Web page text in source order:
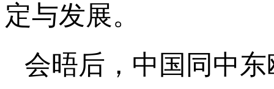
定与发展。
会晤后，中国同中